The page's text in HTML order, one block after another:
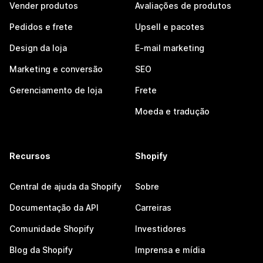
Vender produtos
Pedidos e frete
Design da loja
Marketing e conversão
Gerenciamento de loja
Avaliações de produtos
Upsell e pacotes
E-mail marketing
SEO
Frete
Moeda e tradução
Recursos
Central de ajuda da Shopify
Documentação da API
Comunidade Shopify
Blog da Shopify
Shopify
Sobre
Carreiras
Investidores
Imprensa e mídia